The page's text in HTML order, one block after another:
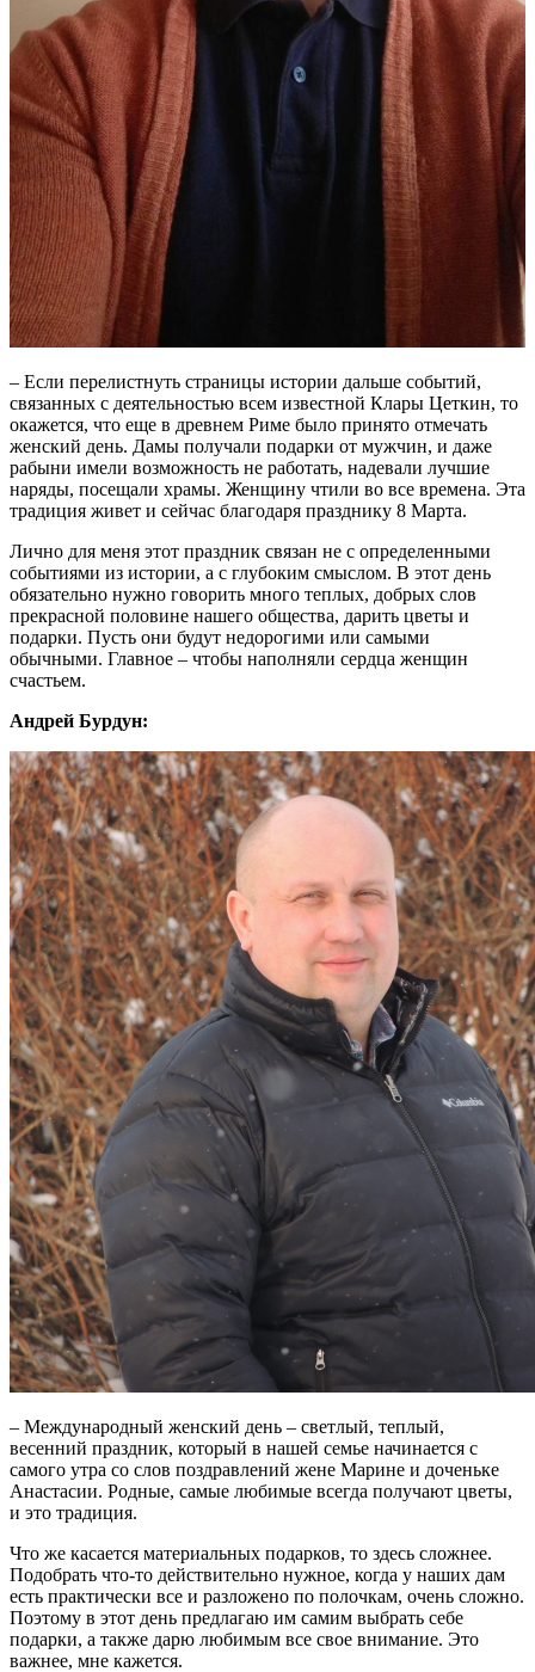
– Если перелистнуть страницы истории дальше событий,
связанных с деятельностью всем известной Клары Цеткин, то
окажется, что еще в древнем Риме было принято отмечать
женский день. Дамы получали подарки от мужчин, и даже
рабыни имели возможность не работать, надевали лучшие
наряды, посещали храмы. Женщину чтили во все времена. Эта
традиция живет и сейчас благодаря празднику 8 Марта.
Лично для меня этот праздник связан не с определенными
событиями из истории, а с глубоким смыслом. В этот день
обязательно нужно говорить много теплых, добрых слов
прекрасной половине нашего общества, дарить цветы и
подарки. Пусть они будут недорогими или самыми
обычными. Главное – чтобы наполняли сердца женщин
счастьем.
Андрей Бурдун:
– Международный женский день – светлый, теплый,
весенний праздник, который в нашей семье начинается с
самого утра со слов поздравлений жене Марине и доченьке
Анастасии. Родные, самые любимые всегда получают цветы,
и это традиция.
Что же касается материальных подарков, то здесь сложнее.
Подобрать что-то действительно нужное, когда у наших дам
есть практически все и разложено по полочкам, очень сложно.
Поэтому в этот день предлагаю им самим выбрать себе
подарки, а также дарю любимым все свое внимание. Это
важнее, мне кажется.